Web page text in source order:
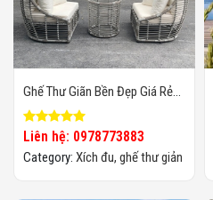
Ghế Thư Giãn Bền Đẹp Giá Rẻ
HTT
Liên hệ: 0978773883
Category: Xích đu, ghế thư giản